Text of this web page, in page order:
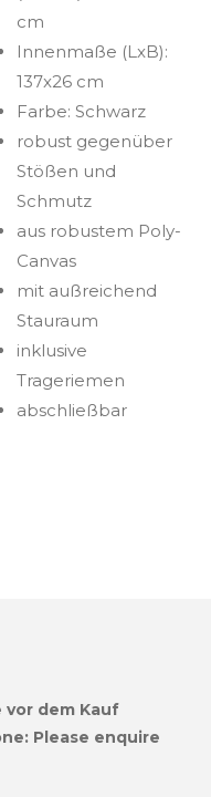
cm
Innenmaße (LxB):
137x26 cm
Farbe: Schwarz
robust gegenüber
Stößen und
Schmutz
aus robustem Poly-
Canvas
mit außreichend
Stauraum
inklusive
Trageriemen
abschließbar
vor dem Kauf
Please enquire